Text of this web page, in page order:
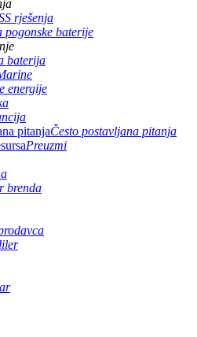
rješenja
pogonske baterije
baterija
energije
Često postavljana pitanja
Preuzmi
brenda